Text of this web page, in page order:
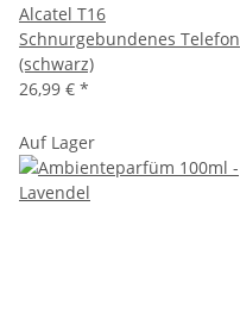
Alcatel T16
Schnurgebundenes Telefon
(schwarz)
26,99 € *
Auf Lager